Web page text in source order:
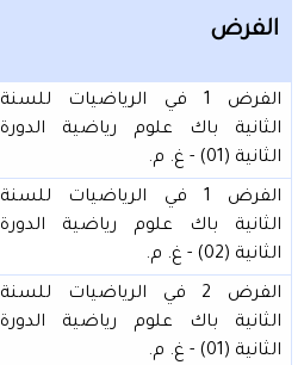
الفرض
الفرض 1 في الرياضيات للسنة
الثانية باك علوم رياضية الدورة
الثانية (01) - غ. م.
الفرض 1 في الرياضيات للسنة
الثانية باك علوم رياضية الدورة
الثانية (02) - غ. م.
الفرض 2 في الرياضيات للسنة
الثانية باك علوم رياضية الدورة
الثانية (01) - غ. م.